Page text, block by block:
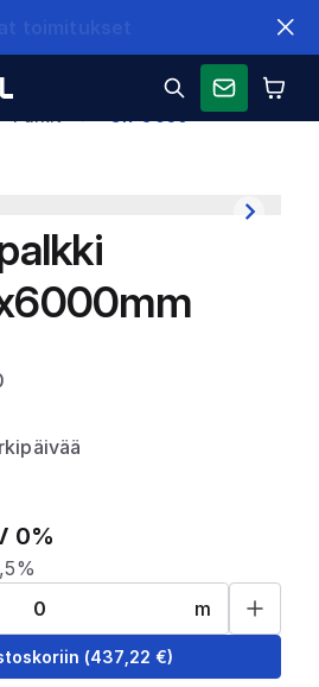
0%
m
(437,22 €)